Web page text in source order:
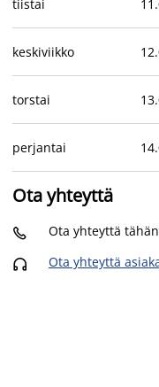
tiistai 11 .
keskiviikko 12.
torstai 13.
perjantai 14.
Ota yhteyttä
 Ota yhteyttä
 Ota yhteyttä